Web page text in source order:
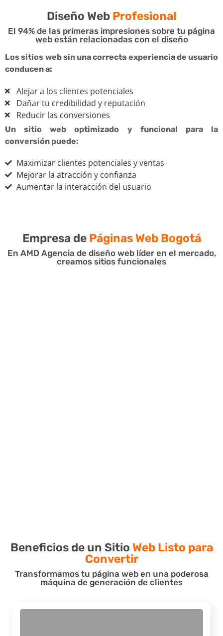
Diseño Web Profesional
El 94% de las primeras impresiones sobre tu página
web están relacionadas con el diseño
Los sitios web sin una correcta experiencia de usuario
conducen a:
Alejar a los clientes potenciales
Dañar tu credibilidad y reputación
Reducir las conversiones
Un sitio web optimizado y funcional para la
conversión puede:
Maximizar clientes potenciales y ventas
Mejorar la atracción y confianza
Aumentar la interacción del usuario
Empresa de Páginas Web Bogotá
En AMD Agencia de diseño web líder en el mercado,
creamos sitios funcionales
Beneficios de un Sitio Web Listo para
Convertir
Transformamos tu página web en una poderosa
máquina de generación de clientes